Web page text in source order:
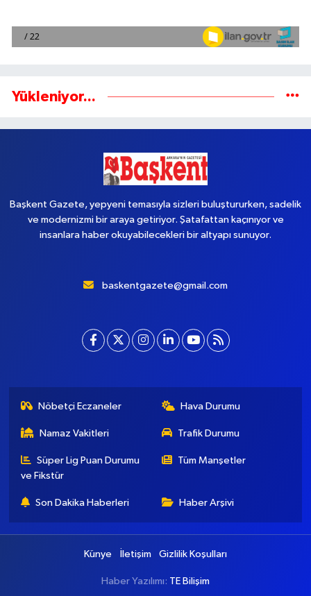
Yükleniyor...
Başkent Gazete, yepyeni temasıyla sizleri buluştururken, sadelik
ve modernizmi bir araya getiriyor. Şatafattan kaçınıyor ve
insanlara haber okuyabilecekleri bir altyapı sunuyor.
baskentgazete@gmail.com
Nöbetçi Eczaneler Hava Durumu
Namaz Vakitleri Trafik Durumu
Süper Lig Puan Durumu
ve Fikstür
Tüm Manşetler
Son Dakika Haberleri Haber Arşivi
Künye İletişim Gizlilik Koşulları
Haber Yazılımı: TE Bilişim